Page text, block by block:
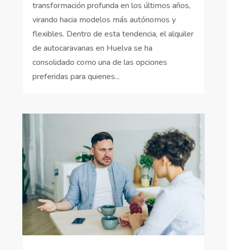
transformación profunda en los últimos años,
virando hacia modelos más autónomos y
flexibles. Dentro de esta tendencia, el alquiler
de autocaravanas en Huelva se ha
consolidado como una de las opciones
preferidas para quienes...